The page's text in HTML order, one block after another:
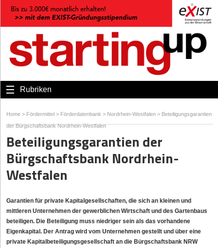
Rubriken
Home > Fördermittel > Förderdatenbank > Nordrhein-Westfalen > Beteiligungsgarantien
der Bürgschaftsbank Nordrhein-Westfalen
Beteiligungsgarantien der
Bürgschaftsbank Nordrhein-
Westfalen
Garantien für private Kapitalgesellschaften, die sich an kleinen und
mittleren Unternehmen der gewerblichen Wirtschaft und des Gartenbaus
beteiligen. Die Beteiligung muss niedriger sein als das vorhandene
Eigenkapital. Der Antrag wird vom Unternehmen gestellt und über eine
private Kapitalbeteiligungsgesellschaft an die Bürgschaftsbank NRW